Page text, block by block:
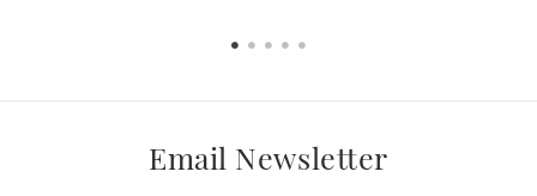
Email Newsletter